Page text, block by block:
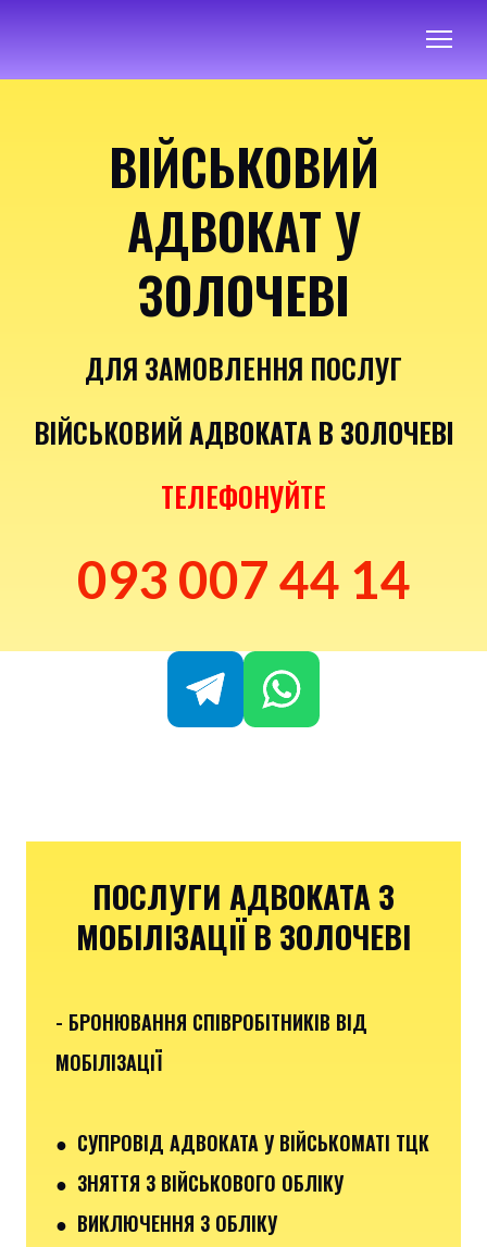
ВІЙСЬКОВИЙ
АДВОКАТ У
ЗОЛОЧЕВІ
ДЛЯ ЗАМОВЛЕННЯ ПОСЛУГ
ВІЙСЬКОВИЙАДВОКАТА В ЗОЛОЧЕВІ
ТЕЛЕФОНУЙТЕ
093 007 44 14
ПОСЛУГИ АДВОКАТА З
МОБІЛІЗАЦІЇ В ЗОЛОЧЕВІ
- БРОНЮВАННЯ СПІВРОБІТНИКІВ ВІД
МОБІЛІЗАЦІЇ
● СУПРОВІД АДВОКАТА У ВІЙСЬКОМАТІ ТЦК
● ЗНЯТТЯ З ВІЙСЬКОВОГО ОБЛІКУ
● ВИКЛЮЧЕННЯ З ОБЛІКУ